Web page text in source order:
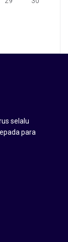
selalu
para